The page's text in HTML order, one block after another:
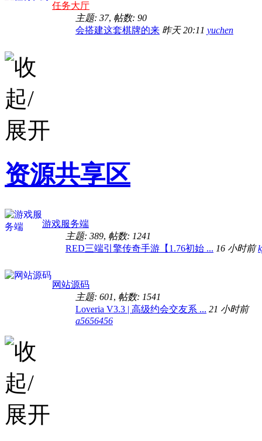
任务大厅
主题: 37, 帖数: 90
会搭建这套棋牌的来 昨天 20:11 yuchen
资源共享区
游戏服务端
主题: 389, 帖数: 1241
RED三端引擎传奇手游【1.76初始 ... 16 小时前
网站源码
主题: 601, 帖数: 1541
Loveria V3.3 | 高级约会交友系 ... 21 小时前
a5656456